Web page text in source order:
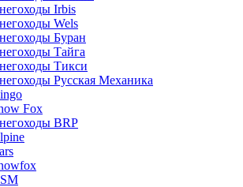
Irbis
Wels
Буран
Тайга
Тикси
Русская Механика
Fox
BRP